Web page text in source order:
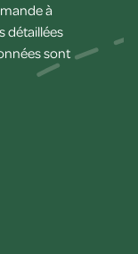
à
détaillées
sont